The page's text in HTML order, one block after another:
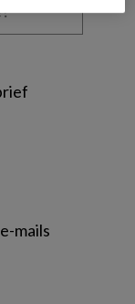
mails